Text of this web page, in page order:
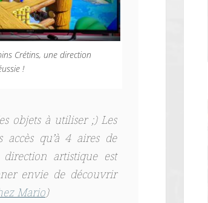
Crétins, une direction
!
objets à utiliser ;) Les
accès qu’à 4 aires de
artistique est
envie de découvrir
Mario)